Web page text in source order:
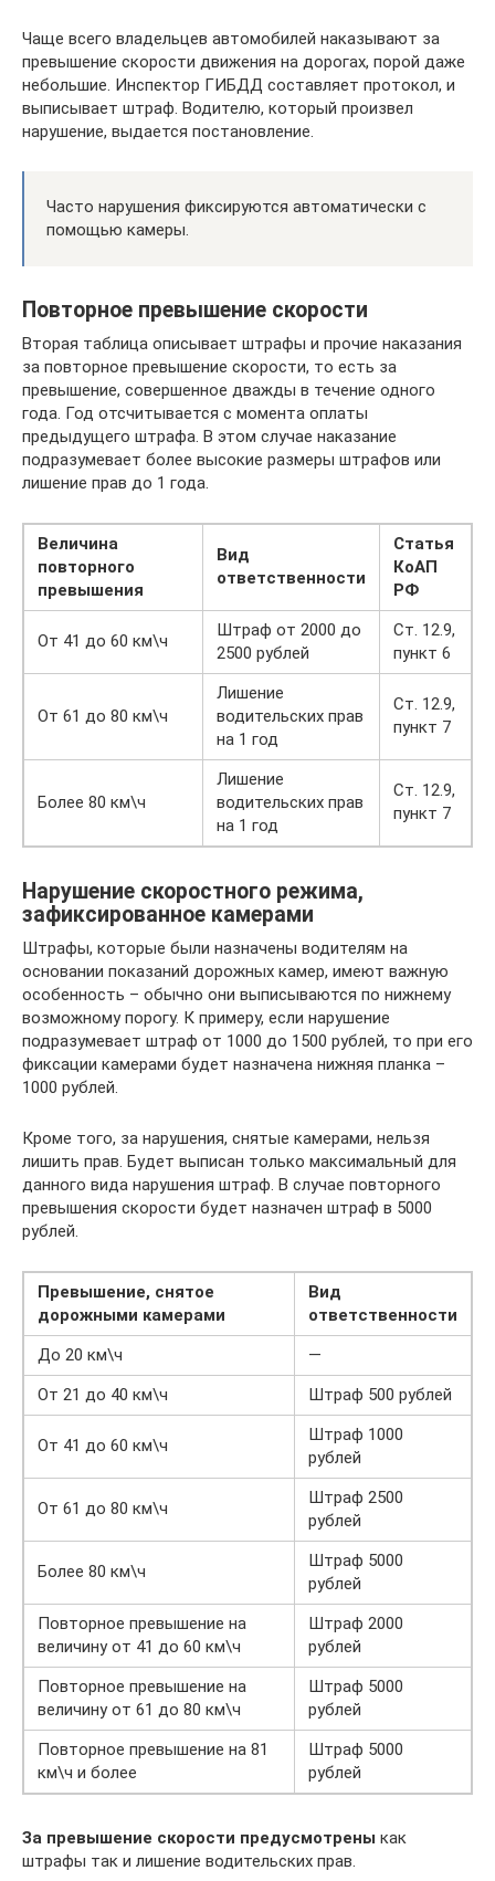
Чаще всего владельцев автомобилей наказывают за
превышение скорости движения на дорогах, порой даже
небольшие. Инспектор ГИБДД составляет протокол, и
выписывает штраф. Водителю, который произвел
нарушение, выдается постановление.
Часто нарушения фиксируются автоматически с
помощью камеры.
Повторное превышение скорости
Вторая таблица описывает штрафы и прочие наказания
за повторное превышение скорости, то есть за
превышение, совершенное дважды в течение одного
года. Год отсчитывается с момента оплаты
предыдущего штрафа. В этом случае наказание
подразумевает более высокие размеры штрафов или
лишение прав до 1 года.
Величина
повторного
превышения
Вид
ответственности
Статья
КоАП
РФ
От 41 до 60 км\ч
Штраф от 2000 до
2500 рублей
Ст. 12.9,
пункт 6
От 61 до 80 км\ч
Лишение
водительских прав
на 1 год
Ст. 12.9,
пункт 7
Более 80 км\ч
Лишение
водительских прав
на 1 год
Ст. 12.9,
пункт 7
Нарушение скоростного режима,
зафиксированное камерами
Штрафы, которые были назначены водителям на
основании показаний дорожных камер, имеют важную
особенность – обычно они выписываются по нижнему
возможному порогу. К примеру, если нарушение
подразумевает штраф от 1000 до 1500 рублей, то при его
фиксации камерами будет назначена нижняя планка –
1000 рублей.
Кроме того, за нарушения, снятые камерами, нельзя
лишить прав. Будет выписан только максимальный для
данного вида нарушения штраф. В случае повторного
превышения скорости будет назначен штраф в 5000
рублей.
Превышение, снятое
дорожными камерами
Вид
ответственности
До 20 км\ч
—
От 21 до 40 км\ч
Штраф 500 рублей
От 41 до 60 км\ч
Штраф 1000
рублей
От 61 до 80 км\ч
Штраф 2500
рублей
Более 80 км\ч
Штраф 5000
рублей
Повторное превышение на
величину от 41 до 60 км\ч
Штраф 2000
рублей
Повторное превышение на
величину от 61 до 80 км\ч
Штраф 5000
рублей
Повторное превышение на 81
км\ч и более
Штраф 5000
рублей
За превышение скорости предусмотрены как
штрафы так и лишение водительских прав.